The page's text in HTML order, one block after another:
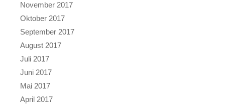
November 2017
Oktober 2017
September 2017
August 2017
Juli 2017
Juni 2017
Mai 2017
April 2017